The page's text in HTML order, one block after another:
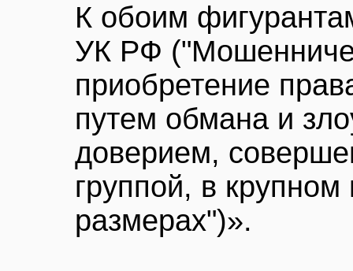
К обоим
УК РФ
приобретение
путем обмана и
доверием,
группой, в
размерах")».